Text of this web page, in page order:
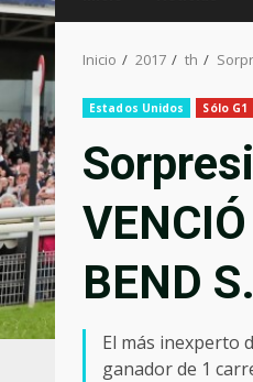
Inicio 2017 th
Estados Unidos Sólo G1
BEND
El más inexperto
ganador de 1